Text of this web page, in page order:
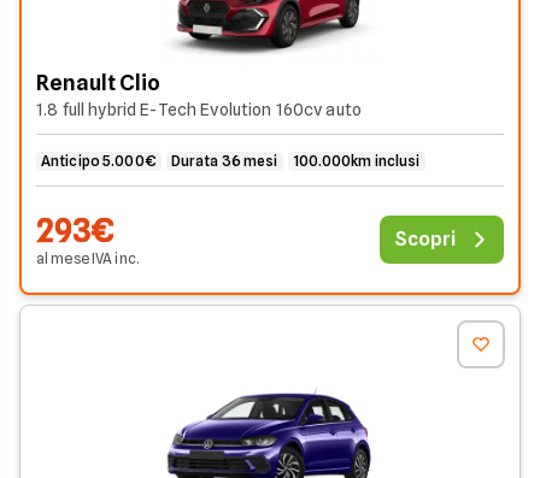
Renault Clio
1.8 full hybrid E-Tech Evolution 160cv auto
Anticipo 5.000€ Durata 36 mesi 100.000km inclusi
293€
al meseIVAinc.
Scopri